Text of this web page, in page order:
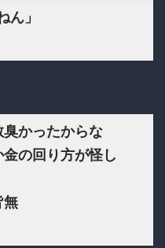
」
かったからな
の回り方が怪し
無